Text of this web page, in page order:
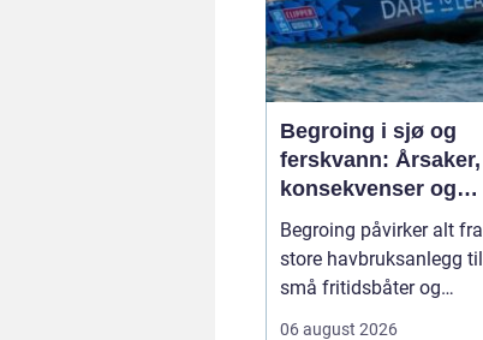
Begroing i sjø og
ferskvann: Årsaker,
konsekvenser og
løsninger
Begroing påvirker alt fra
store havbruksanlegg til
små fritidsbåter og
06 august 2026